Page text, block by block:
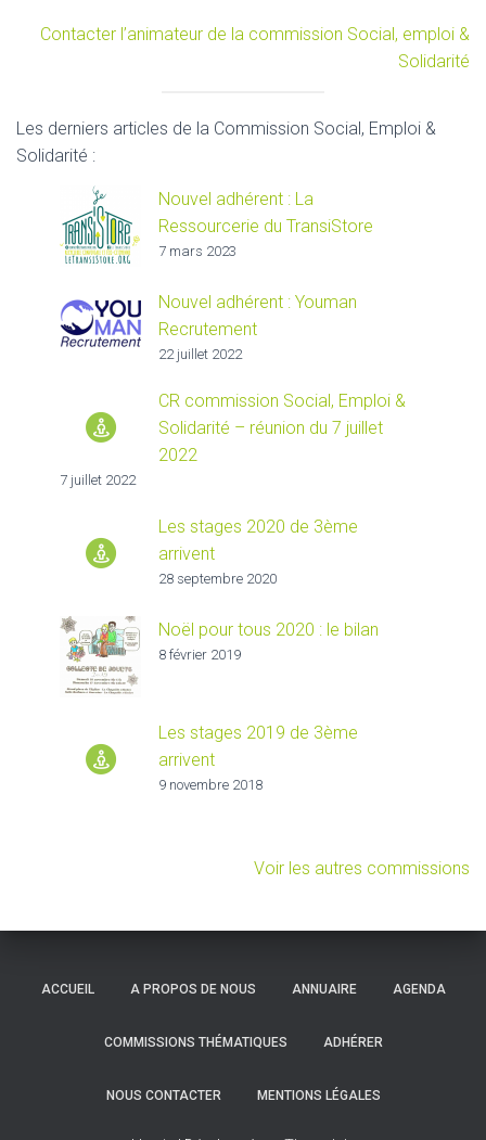
Contacter l’animateur de la commission Social, emploi &
Solidarité
Les derniers articles de la Commission Social, Emploi &
Solidarité :
Nouvel adhérent : La
Ressourcerie du TransiStore
7 mars 2023
Nouvel adhérent : Youman
Recrutement
22 juillet 2022
CR commission Social, Emploi &
Solidarité – réunion du 7 juillet
2022
7 juillet 2022
Les stages 2020 de 3ème
arrivent
28 septembre 2020
Noël pour tous 2020 : le bilan
8 février 2019
Les stages 2019 de 3ème
arrivent
9 novembre 2018
Voir les autres commissions
ACCUEIL A PROPOS DE NOUS ANNUAIRE AGENDA
COMMISSIONS THÉMATIQUES ADHÉRER
NOUS CONTACTER MENTIONS LÉGALES